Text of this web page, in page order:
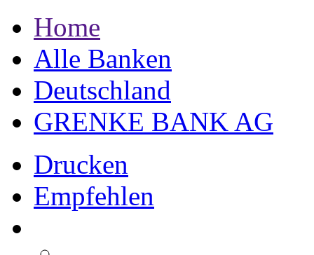
Home
Alle Banken
Deutschland
GRENKE BANK AG
Drucken
Empfehlen